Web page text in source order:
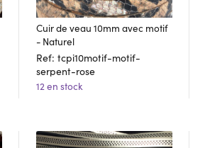
Cuir de veau 10mm avec motif
- Naturel
Ref: tcpi10motif-motif-
serpent-rose
12 en stock